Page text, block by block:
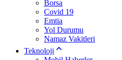
Borsa
Covid 19
Emtia
Yol Durumu
Namaz Vakitleri
Teknoloji